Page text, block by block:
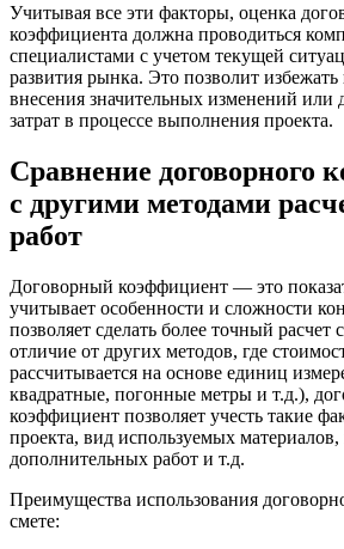
Учитывая все эти факторы, оценка
коэффициента должна проводиться
специалистами с учетом текущей
развития рынка. Это позволит избежать
внесения значительных изменений или
затрат в процессе выполнения проекта.
Сравнение договорного
с другими методами
работ
Договорный коэффициент — это
учитывает особенности и сложности
позволяет сделать более точный расчет
отличие от других методов, где
рассчитывается на основе единиц
квадратные, погонные метры и т.д.),
коэффициент позволяет учесть такие
проекта, вид используемых
дополнительных работ и т.д.
Преимущества использования
смете: